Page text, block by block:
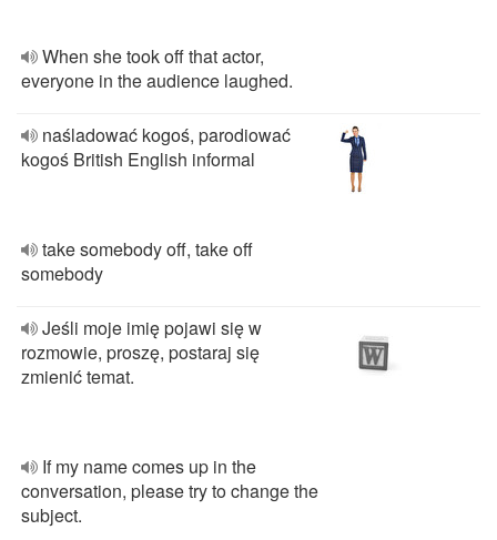
When she took off that actor,
everyone in the audience laughed.
naśladować kogoś, parodiować
kogoś British English informal
take somebody off, take off
somebody
Jeśli moje imię pojawi się w
rozmowie, proszę, postaraj się
zmienić temat.
If my name comes up in the
conversation, please try to change the
subject.